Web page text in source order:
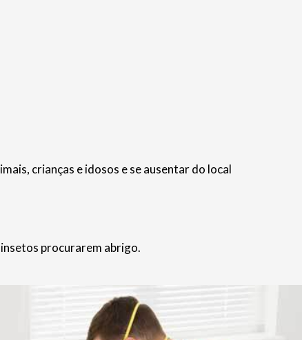
crianças e idosos e se ausentar do local
procurarem abrigo.